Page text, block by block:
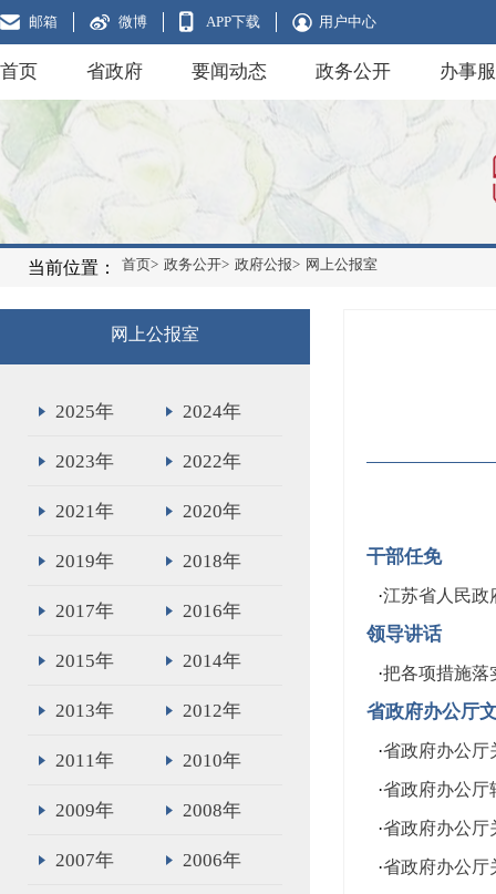
邮箱 微博 APP下载 用户中心
首页 省政府 要闻动态 政务公开 办事
当前位置： 首页> 政务公开> 政府公报> 网上公报室
网上公报室
2025年 2024年
2023年 2022年
2021年 2020年
2019年 2018年
2017年 2016年
2015年 2014年
2013年 2012年
2011年 2010年
2009年 2008年
2007年 2006年
干部任免
·江苏省人民政
领导讲话
·把各项措施落
省政府办公厅
·省政府办公厅
·省政府办公厅
·省政府办公厅
·省政府办公厅